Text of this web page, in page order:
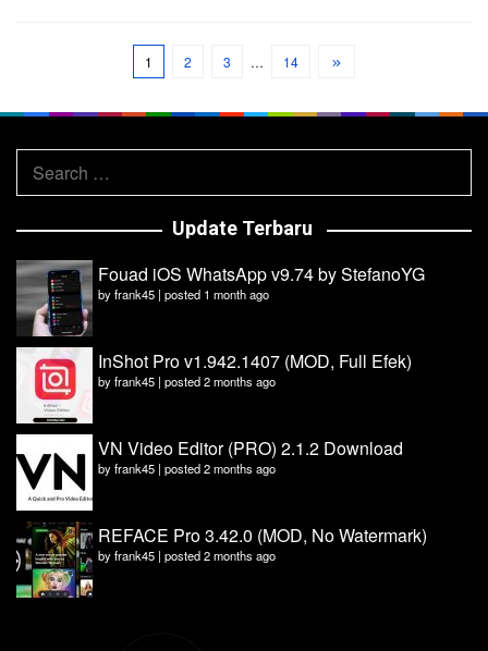
1 2 3 … 14
Search
for:
Update Terbaru
Fouad iOS WhatsApp v9.74 by StefanoYG
byfrank45 | posted 1 month ago
InShot Pro v1.942.1407 (MOD, Full Efek)
byfrank45 | posted 2 months ago
VN Video Editor (PRO) 2.1.2 Download
byfrank45 | posted 2 months ago
REFACE Pro 3.42.0 (MOD, No Watermark)
byfrank45 | posted 2 months ago